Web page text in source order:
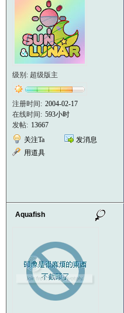
级别: 超级版主
注册时间: 2004-02-17
在线时间: 593小时
发帖: 13667
关注Ta
发消息
用道具
Aquafish